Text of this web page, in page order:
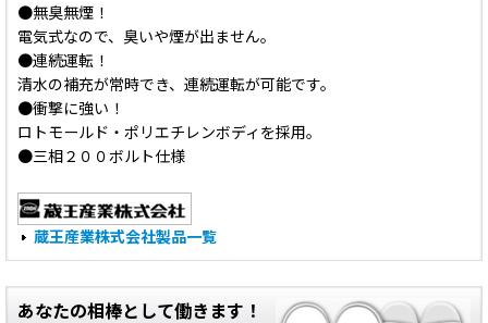
●無臭無煙！
電気式なので、臭いや煙が出ません。
●連続運転！
清水の補充が常時でき、連続運転が可能です。
●衝撃に強い！
ロトモールド・ポリエチレンボディを採用。
●三相２００ボルト仕様
蔵王産業株式会社製品一覧
あなたの相棒として働きます！